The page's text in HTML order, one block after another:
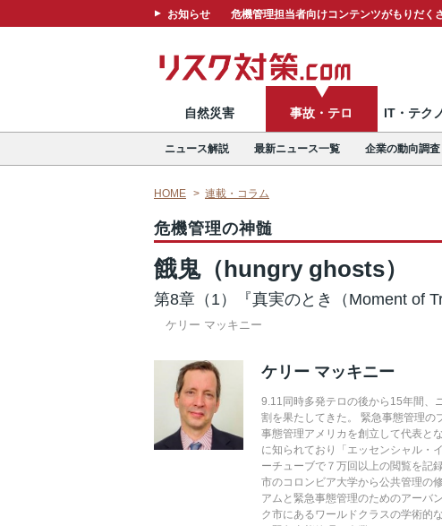
お知らせ 危機管理担当者向けコンテンツがもりだく
自然災害 事故・テロ IT・テク
ニュース解説 最新ニュース一覧 企業の動向調査
HOME 連載・コラム
危機管理の神髄
餓鬼（hungry ghosts）
第8章（1）『真実のとき（Moment of
ケリー マッキニー
ケリー マッキニー
9.11同時多発テロの後から15年間、
割を果たしてきた。 緊急事態管理の
事態管理アメリカを創立して代表と
に知られており「エッセンシャル・
ーチューブで７万回以上の閲覧を記
市のコロンビア大学から公共管理の
アムと緊急事態管理のためのアーバ
ク市にあるワールドクラスの学術的